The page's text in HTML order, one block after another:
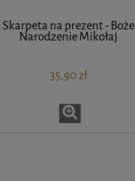
Skarpeta na prezent - Boże
Narodzenie Mikołaj
35,90 zł